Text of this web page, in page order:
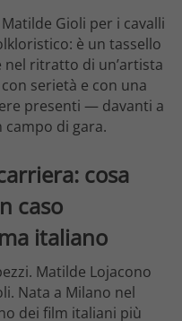
Gioli per i cavalli
è un tassello
ritratto di un’artista
serietà e con una
presenti — davanti a
campo di gara.
cosa
caso
italiano
Matilde Lojacono
Nata a Milano nel
dei film italiani più